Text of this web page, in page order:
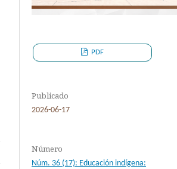
PDF
Publicado
2026-06-17
Número
Núm. 36 (17): Educación indígena: